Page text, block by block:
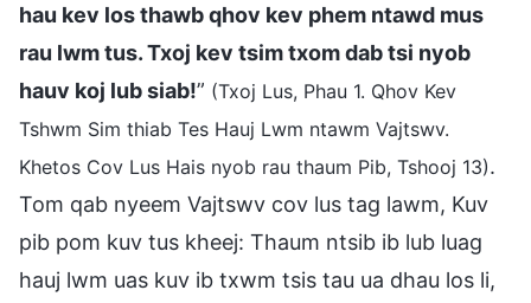
hau kev los thawb qhov kev phem ntawd mus
rau lwm tus. Txoj kev tsim txom dab tsi nyob
hauv koj lub siab!” (Txoj Lus, Phau 1. Qhov Kev
Tshwm Sim thiab Tes Hauj Lwm ntawm Vajtswv.
Khetos Cov Lus Hais nyob rau thaum Pib, Tshooj 13).
Tom qab nyeem Vajtswv cov lus tag lawm, Kuv
pib pom kuv tus kheej: Thaum ntsib ib lub luag
hauj lwm uas kuv ib txwm tsis tau ua dhau los li,